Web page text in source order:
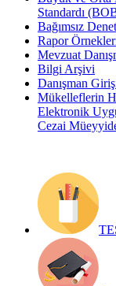
Standardı
Bağımsız
Rapor
Mevzuat
Bilgi Arşivi
Danışman
Mükelleflerin
Elektronik
Cezai